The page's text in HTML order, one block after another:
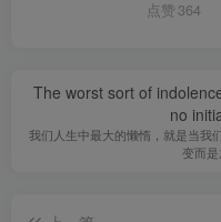
点赞 364
The worst sort of
no
我们人生中最大的懒惰，就是当我
变而